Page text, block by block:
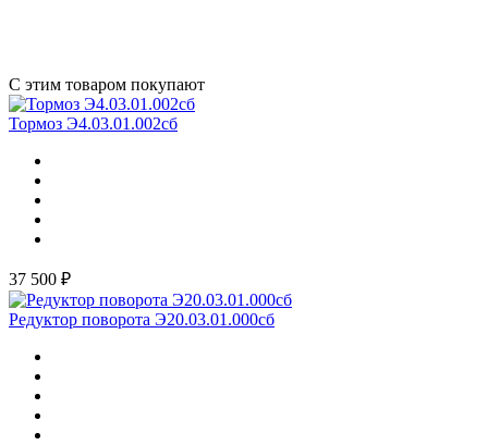
С этим товаром покупают
Тормоз Э4.03.01.002сб
37 500 ₽
Редуктор поворота Э20.03.01.000сб